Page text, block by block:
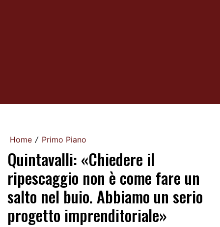
Home / Primo Piano
Quintavalli: «Chiedere il
ripescaggio non è come fare un
salto nel buio. Abbiamo un serio
progetto imprenditoriale»